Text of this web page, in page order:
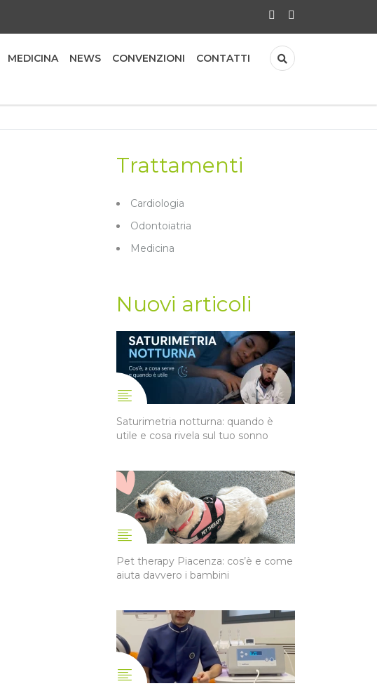
MEDICINA NEWS CONVENZIONI CONTATTI
Trattamenti
Cardiologia
Odontoiatria
Medicina
Nuovi articoli
Saturimetria notturna: quando è
utile e cosa rivela sul tuo sonno
Pet therapy Piacenza: cos’è e come
aiuta davvero i bambini